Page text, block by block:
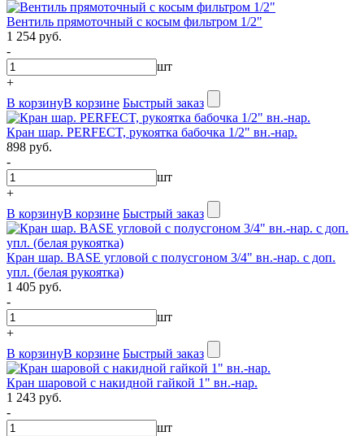
Вентиль прямоточный с косым фильтром 1/2"
1 254 руб.
-
шт
+
В корзинуВ корзине Быстрый заказ
Кран шар. PERFECT, рукоятка бабочка 1/2" вн.-нар.
898 руб.
-
шт
+
В корзинуВ корзине Быстрый заказ
Кран шар. BASE угловой с полусгоном 3/4" вн.-нар. с доп.
упл. (белая рукоятка)
1 405 руб.
-
шт
+
В корзинуВ корзине Быстрый заказ
Кран шаровой с накидной гайкой 1" вн.-нар.
1 243 руб.
-
шт